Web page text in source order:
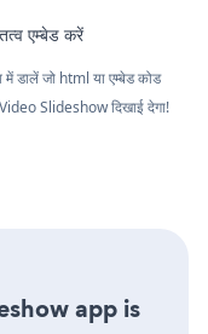
एम्बेड करें
डालें जो html या एम्बेड कोड
Slideshow दिखाई देगा!
app is